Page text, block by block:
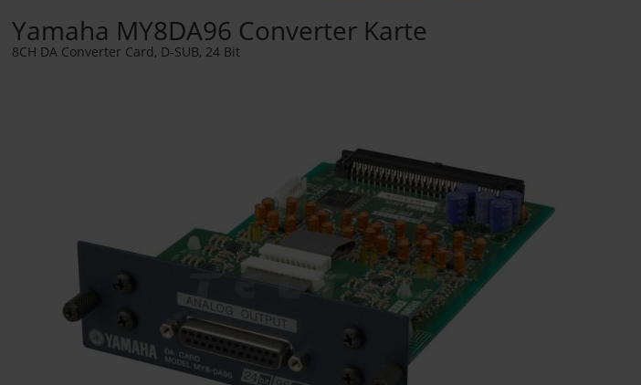
Yamaha MY8DA96 Converter Karte
8CH DA Converter Card, D-SUB, 24 Bit